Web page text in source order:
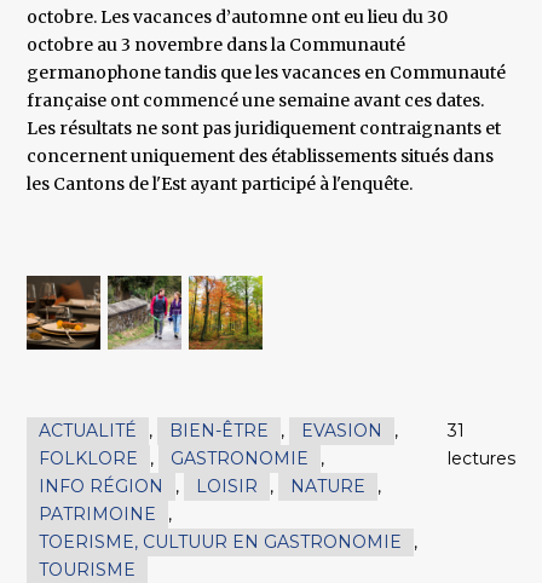
octobre. Les vacances d’automne ont eu lieu du 30
octobre au 3 novembre dans la Communauté
germanophone tandis que les vacances en Communauté
française ont commencé une semaine avant ces dates.
Les résultats ne sont pas juridiquement contraignants et
concernent uniquement des établissements situés dans
les Cantons de l'Est ayant participé à l'enquête.
ACTUALITÉ , BIEN-ÊTRE , EVASION
,
FOLKLORE
, GASTRONOMIE
,
INFO RÉGION
, LOISIR , NATURE
,
PATRIMOINE
,
TOERISME, CULTUUR EN GASTRONOMIE
,
TOURISME
31
lectures